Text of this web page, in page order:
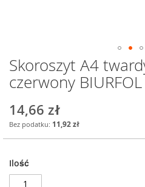
Przejdź
na
początek
Skoroszyt A4
czerwony
14,66 zł
11,92 zł
Ilość